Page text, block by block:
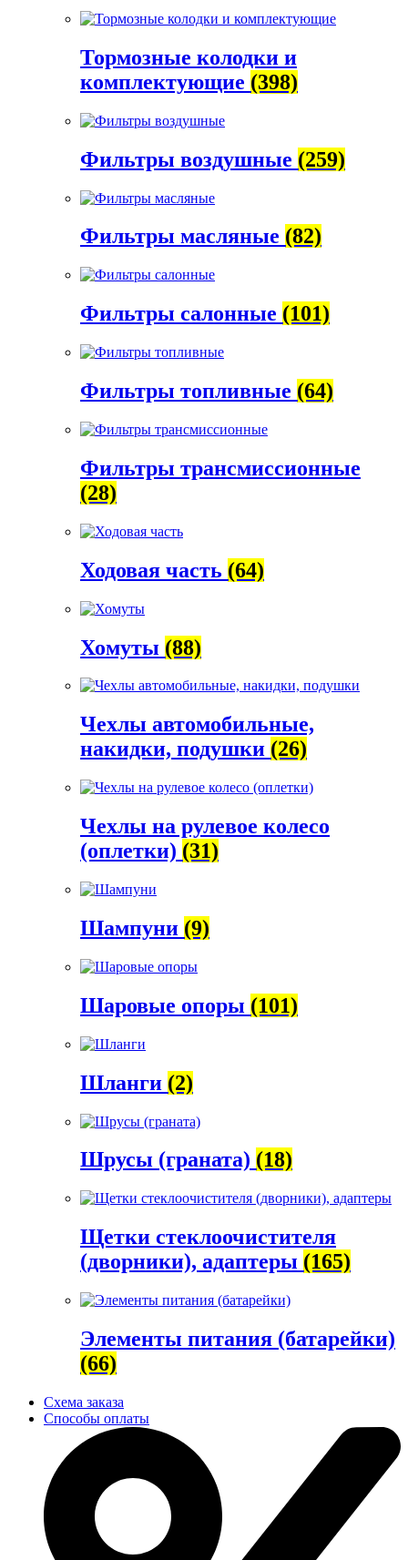
Тормозные колодки и
комплектующие (398)
Фильтры воздушные (259)
Фильтры масляные (82)
Фильтры салонные (101)
Фильтры топливные (64)
Фильтры трансмиссионные
(28)
Ходовая часть (64)
Хомуты (88)
Чехлы автомобильные,
накидки, подушки (26)
Чехлы на рулевое колесо
(оплетки) (31)
Шампуни (9)
Шаровые опоры (101)
Шланги (2)
Шрусы (граната) (18)
Щетки стеклоочистителя
(дворники), адаптеры (165)
Элементы питания (батарейки)
(66)
Схема заказа
Способы оплаты